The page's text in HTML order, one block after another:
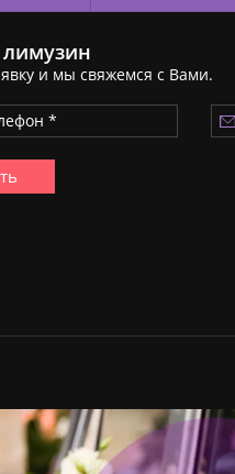
лимузин
и мы свяжемся с Вами.